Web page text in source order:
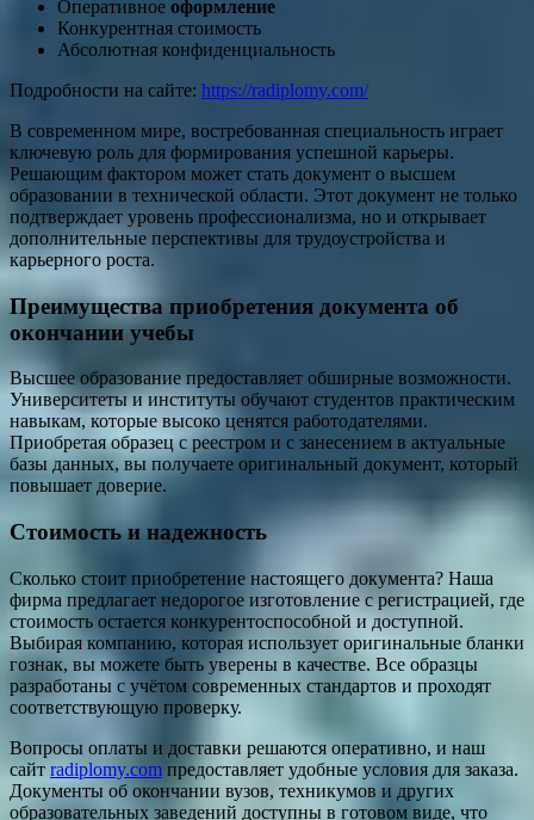
Оперативное оформление
Конкурентная стоимость
Абсолютная конфиденциальность
Подробности на сайте: https://radiplomy.com/
В современном мире, востребованная специальность играет
ключевую роль для формирования успешной карьеры.
Решающим фактором может стать документ о высшем
образовании в технической области. Этот документ не только
подтверждает уровень профессионализма, но и открывает
дополнительные перспективы для трудоустройства и
карьерного роста.
Преимущества приобретения документа об
окончании учебы
Высшее образование предоставляет обширные возможности.
Университеты и институты обучают студентов практическим
навыкам, которые высоко ценятся работодателями.
Приобретая образец с реестром и с занесением в актуальные
базы данных, вы получаете оригинальный документ, который
повышает доверие.
Стоимость и надежность
Сколько стоит приобретение настоящего документа? Наша
фирма предлагает недорогое изготовление с регистрацией, где
стоимость остается конкурентоспособной и доступной.
Выбирая компанию, которая использует оригинальные бланки
гознак, вы можете быть уверены в качестве. Все образцы
разработаны с учётом современных стандартов и проходят
соответствующую проверку.
Вопросы оплаты и доставки решаются оперативно, и наш
сайт radiplomy.com предоставляет удобные условия для заказа.
Документы об окончании вузов, техникумов и других
образовательных заведений доступны в готовом виде, что